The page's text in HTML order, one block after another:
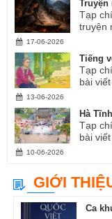
Truyện
Tạp
truyện
17-06-2026
Tiếng
Tạp
bài viết
13-06-2026
Hà
Tạp
bài
10-06-2026
GIỚI
Ca